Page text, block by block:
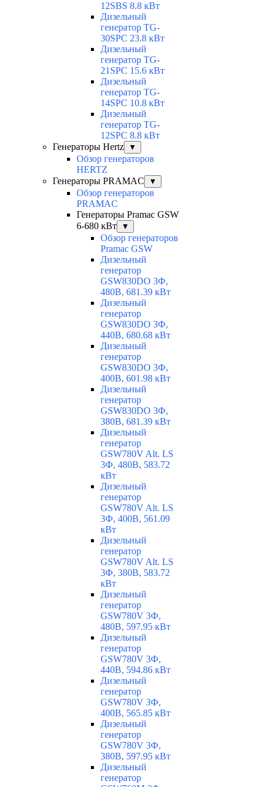
12SBS 8.8 кВт
Дизельный
генератор TG-
30SPC 23.8 кВт
Дизельный
генератор TG-
21SPC 15.6 кВт
Дизельный
генератор TG-
14SPC 10.8 кВт
Дизельный
генератор TG-
12SPC 8.8 кВт
Генераторы Hertz
▼
Обзор генераторов
HERTZ
Генераторы PRAMAC
▼
Обзор генераторов
PRAMAC
Генераторы Pramac GSW
6-680 кВт
▼
Обзор генераторов
Pramac GSW
Дизельный
генератор
GSW830DO 3Ф,
480В, 681.39 кВт
Дизельный
генератор
GSW830DO 3Ф,
440В, 680.68 кВт
Дизельный
генератор
GSW830DO 3Ф,
400В, 601.98 кВт
Дизельный
генератор
GSW830DO 3Ф,
380В, 681.39 кВт
Дизельный
генератор
GSW780V Alt. LS
3Ф, 480В, 583.72
кВт
Дизельный
генератор
GSW780V Alt. LS
3Ф, 400В, 561.09
кВт
Дизельный
генератор
GSW780V Alt. LS
3Ф, 380В, 583.72
кВт
Дизельный
генератор
GSW780V 3Ф,
480В, 597.95 кВт
Дизельный
генератор
GSW780V 3Ф,
440В, 594.86 кВт
Дизельный
генератор
GSW780V 3Ф,
400В, 565.85 кВт
Дизельный
генератор
GSW780V 3Ф,
380В, 597.95 кВт
Дизельный
генератор